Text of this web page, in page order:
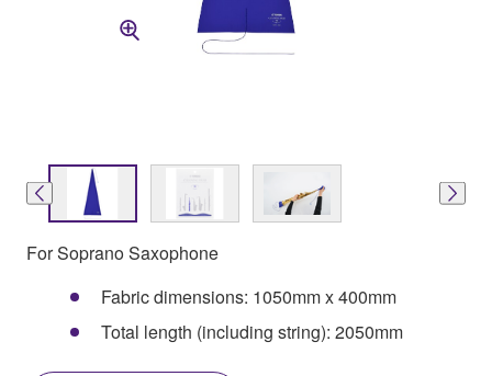
For Soprano Saxophone
Fabric dimensions: 1050mm x 400mm
Total length (including string): 2050mm